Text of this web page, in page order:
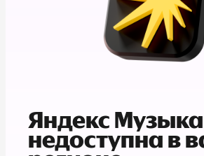
Яндекс Музыка
недоступна в